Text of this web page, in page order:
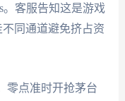
。客服告知这是游戏
同通道避免挤占资
零点准时开抢茅台